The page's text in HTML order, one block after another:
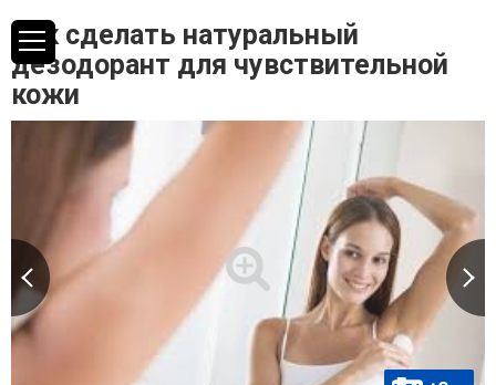
Как сделать натуральный
дезодорант для чувствительной
кожи